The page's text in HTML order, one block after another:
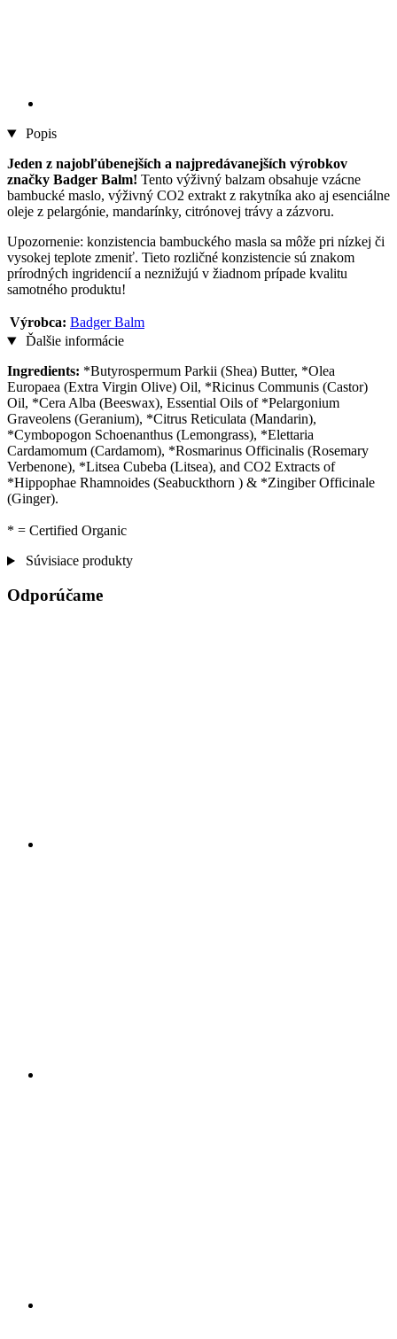
Popis
Jeden z najobľúbenejších a najpredávanejších výrobkov
značky Badger Balm! Tento výživný balzam obsahuje vzácne
bambucké maslo, výživný CO2 extrakt z rakytníka ako aj esenciálne
oleje z pelargónie, mandarínky, citrónovej trávy a zázvoru.
Upozornenie: konzistencia bambuckého masla sa môže pri nízkej či
vysokej teplote zmeniť. Tieto rozličné konzistencie sú znakom
prírodných ingridencií a neznižujú v žiadnom prípade kvalitu
samotného produktu!
Výrobca: Badger Balm
Ďalšie informácie
Ingredients: *Butyrospermum Parkii (Shea) Butter, *Olea
Europaea (Extra Virgin Olive) Oil, *Ricinus Communis (Castor)
Oil, *Cera Alba (Beeswax), Essential Oils of *Pelargonium
Graveolens (Geranium), *Citrus Reticulata (Mandarin),
*Cymbopogon Schoenanthus (Lemongrass), *Elettaria
Cardamomum (Cardamom), *Rosmarinus Officinalis (Rosemary
Verbenone), *Litsea Cubeba (Litsea), and CO2 Extracts of
*Hippophae Rhamnoides (Seabuckthorn ) & *Zingiber Officinale
(Ginger).
* = Certified Organic
Súvisiace produkty
Odporúčame